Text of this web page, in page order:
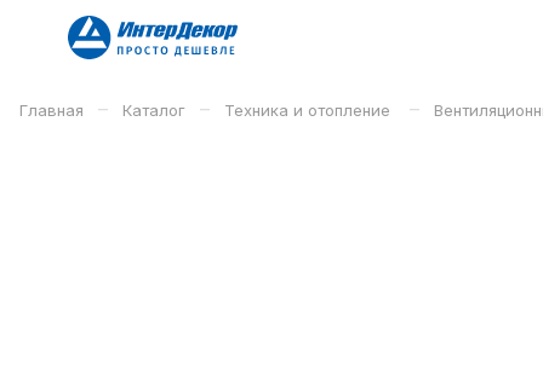
Главная – Каталог – Техника и отопление –